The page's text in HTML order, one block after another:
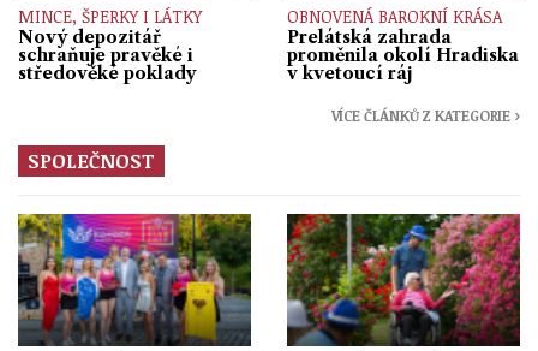
MINCE, ŠPERKY I LÁTKY
Nový depozitář
schraňuje pravěké i
středověké poklady
OBNOVENÁ BAROKNÍ KRÁSA
Prelátská zahrada
proměnila okolí Hradiska
v kvetoucí ráj
VÍCE ČLÁNKŮ Z KATEGORIE ›
SPOLEČNOST